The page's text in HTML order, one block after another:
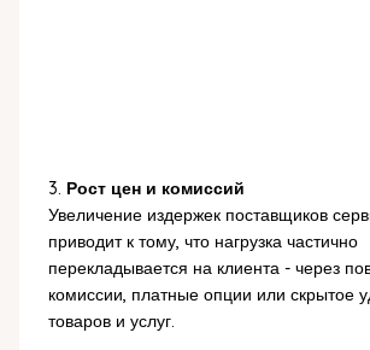
3. Рост цен и комиссий
Увеличение издержек поставщиков
приводит к тому, что нагрузка частично
перекладывается на клиента - через
комиссии, платные опции или скрытое
товаров и услуг.